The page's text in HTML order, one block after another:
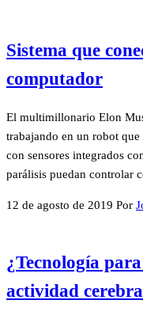
Sistema que
computador
El multimillonario Elon
trabajando en un robot
con sensores integrados
parálisis puedan controlar
12 de agosto de 2019 Por
¿Tecnología
actividad